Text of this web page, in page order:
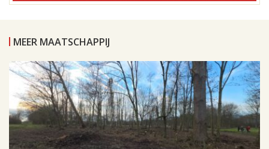
MEER MAATSCHAPPIJ